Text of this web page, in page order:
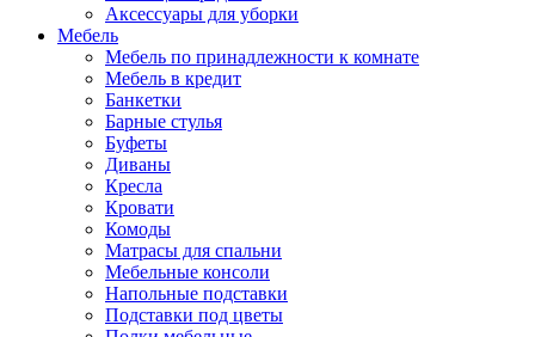
Аксессуары для уборки
Мебель
Мебель по принадлежности к комнате
Мебель в кредит
Банкетки
Барные стулья
Буфеты
Диваны
Кресла
Кровати
Комоды
Матрасы для спальни
Мебельные консоли
Напольные подставки
Подставки под цветы